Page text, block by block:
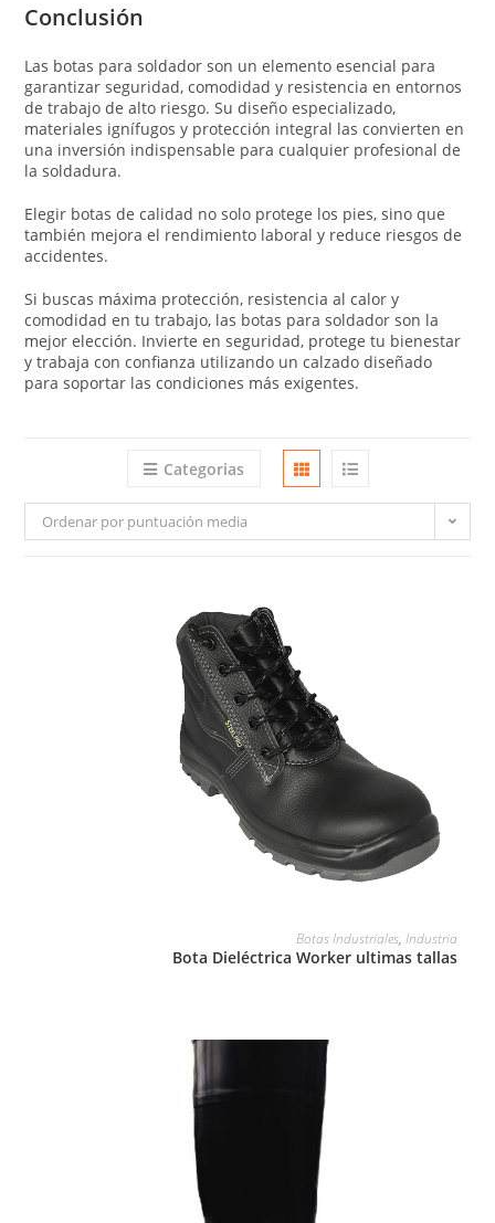
Conclusión
Las botas para soldador son un elemento esencial para
garantizar seguridad, comodidad y resistencia en entornos
de trabajo de alto riesgo. Su diseño especializado,
materiales ignífugos y protección integral las convierten en
una inversión indispensable para cualquier profesional de
la soldadura.
Elegir botas de calidad no solo protege los pies, sino que
también mejora el rendimiento laboral y reduce riesgos de
accidentes.
Si buscas máxima protección, resistencia al calor y
comodidad en tu trabajo, las botas para soldador son la
mejor elección. Invierte en seguridad, protege tu bienestar
y trabaja con confianza utilizando un calzado diseñado
para soportar las condiciones más exigentes.
Categorias
Ordenar por puntuación media
Botas Industriales,Industria
Bota Dieléctrica Worker ultimas tallas